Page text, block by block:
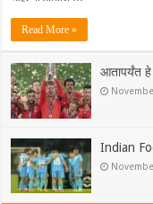
Read More »
आतापर्यंत
Indian